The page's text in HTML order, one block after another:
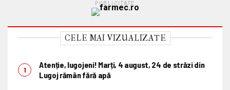
PUBLICITATE
CELE MAI VIZUALIZATE
Atenție, lugojeni! Marți, 4 august, 24 de străzi din
Lugoj rămân fără apă